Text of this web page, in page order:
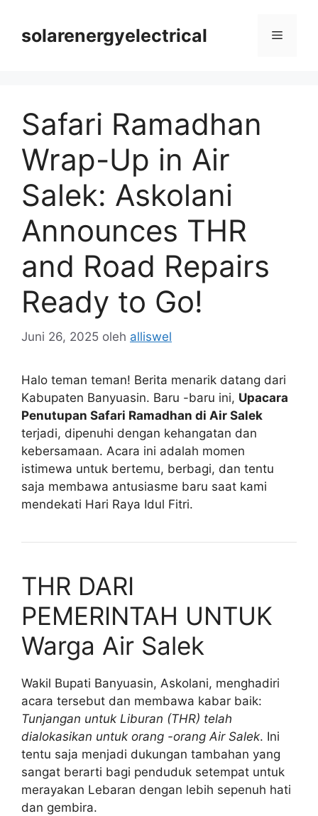
solarenergyelectrical Menu
Safari Ramadhan
Wrap-Up in Air
Salek: Askolani
Announces THR
and Road Repairs
Ready to Go!
Juni 26, 2025 oleh alliswel
Halo teman teman! Berita menarik datang dari
Kabupaten Banyuasin. Baru -baru ini, Upacara
Penutupan Safari Ramadhan di Air Salek
terjadi, dipenuhi dengan kehangatan dan
kebersamaan. Acara ini adalah momen
istimewa untuk bertemu, berbagi, dan tentu
saja membawa antusiasme baru saat kami
mendekati Hari Raya Idul Fitri.
THR DARI
PEMERINTAH UNTUK
Warga Air Salek
Wakil Bupati Banyuasin, Askolani, menghadiri
acara tersebut dan membawa kabar baik:
Tunjangan untuk Liburan (THR) telah
dialokasikan untuk orang -orang Air Salek. Ini
tentu saja menjadi dukungan tambahan yang
sangat berarti bagi penduduk setempat untuk
merayakan Lebaran dengan lebih sepenuh hati
dan gembira.